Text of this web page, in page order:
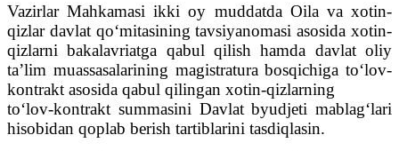
Vazirlar Mahkamasi ikki oy muddatda Oila va xotin-
qizlar davlat qo‘mitasining tavsiyanomasi asosida xotin-
qizlarni bakalavriatga qabul qilish hamda davlat oliy
ta’lim muassasalarining magistratura bosqichiga to‘lov-
kontrakt asosida qabul qilingan xotin-qizlarning
to‘lov-kontrakt summasini Davlat byudjeti mablag‘lari
hisobidan qoplab berish tartiblarini tasdiqlasin.